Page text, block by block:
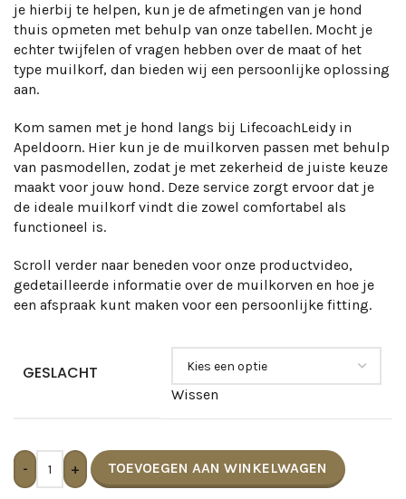
je hierbij te helpen, kun je de afmetingen van je hond
thuis opmeten met behulp van onze tabellen. Mocht je
echter twijfelen of vragen hebben over de maat of het
type muilkorf, dan bieden wij een persoonlijke oplossing
aan.
Kom samen met je hond langs bij LifecoachLeidy in
Apeldoorn. Hier kun je de muilkorven passen met behulp
van pasmodellen, zodat je met zekerheid de juiste keuze
maakt voor jouw hond. Deze service zorgt ervoor dat je
de ideale muilkorf vindt die zowel comfortabel als
functioneel is.
Scroll verder naar beneden voor onze productvideo,
gedetailleerde informatie over de muilkorven en hoe je
een afspraak kunt maken voor een persoonlijke fitting.
GESLACHT
Wissen
- + TOEVOEGEN AAN WINKELWAGEN